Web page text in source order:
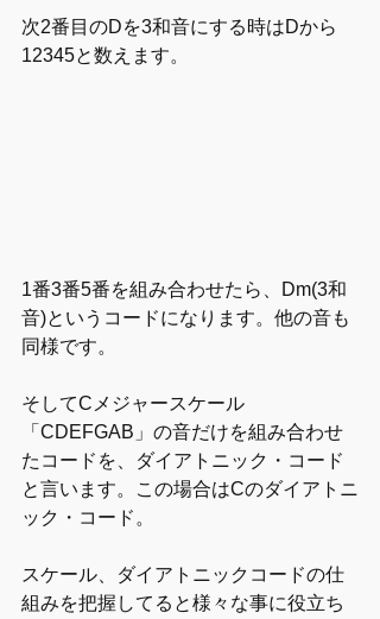
次2番目のDを3和音にする時はDから
12345と数えます。
1番3番5番を組み合わせたら、Dm(3和
音)というコードになります。他の音も
同様です。
そしてCメジャースケール
「CDEFGAB」の音だけを組み合わせ
たコードを、ダイアトニック・コード
と言います。この場合はCのダイアトニ
ック・コード。
スケール、ダイアトニックコードの仕
組みを把握してると様々な事に役立ち